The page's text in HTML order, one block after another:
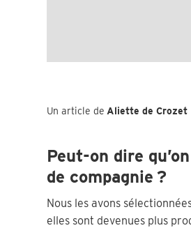
Un article de Aliette de Crozet
Peut-on dire
de compagnie ?
Nous les avons
elles sont devenues plus